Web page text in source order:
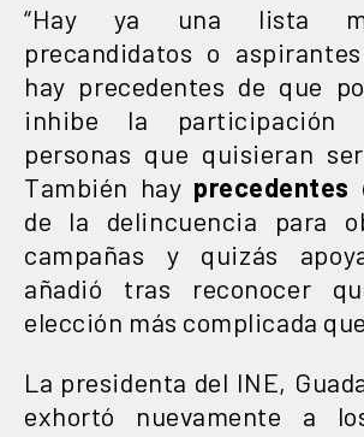
“Hay ya una lista
precandidatos o
hay precedentes de que
inhibe la participación
personas que quisieran
También hay precedentes
de la delincuencia para
campañas y quizás
añadió tras reconocer
elección más complicada
La presidenta del INE,
exhortó nuevamente a